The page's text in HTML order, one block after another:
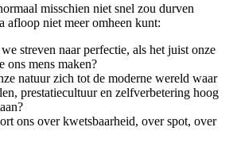
misschien niet snel zou durven
afloop niet meer omheen kunt:
streven naar perfectie, als het juist onze
ons mens maken?
natuur zich tot de moderne wereld waar
prestatiecultuur en zelfverbetering hoog
ons over kwetsbaarheid, over spot, over